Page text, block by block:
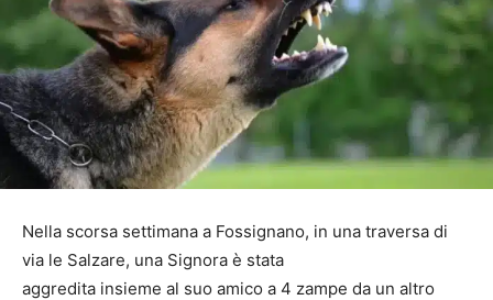
Nella scorsa settimana a Fossignano, in una traversa di
via le Salzare, una Signora è stata
aggredita insieme al suo amico a 4 zampe da un altro